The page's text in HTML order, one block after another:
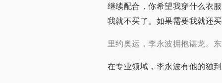
继续配合，你希望我穿什么衣
我就不买了。如果需要我就还
里约奥运，李永波拥抱谌龙。
在专业领域，李永波有他的独